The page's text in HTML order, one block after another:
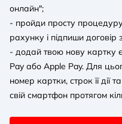
онлайн";
- пройди просту процедуру
рахунку і підпиши
- додай твою нову картку
Pay або Apple Pay. Для
номер картки, строк її дії
свій смартфон протягом